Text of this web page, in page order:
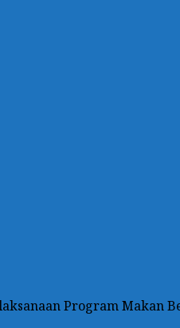
Program Makan